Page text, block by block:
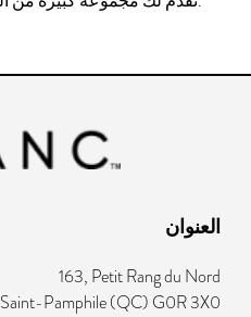
العنوان
163, Petit Rang du Nord
Saint-Pamphile(QC) G0R 3X0